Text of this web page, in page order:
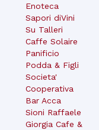
Enoteca
Sapori diVini
Su Talleri
Caffe Solaire
Panificio
Podda & Figli
Societa'
Cooperativa
Bar Acca
Sioni Raffaele
Giorgia Cafe &